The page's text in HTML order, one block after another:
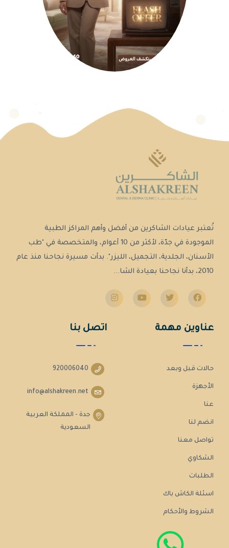
تُعتبر عيادات الشاكرين من أفضل وأهم المراكز الطبية
الموجودة في جدّة، لأكثر من 10 أعوام، والمتخصصة في "طب
الأسنان، الجلدية، التجميل، الليزر". بدأت مسيرة نجاحنا منذ عام
2010، بدأنا نجاحنا بعيادة الشا...
عناوين مهمة
حالات قبل وبعد
الأجهزة
عنا
انضم لنا
تواصل معنا
الشكاوي
الطلبات
اسئلة الكاش باك
الشروط والأحكام
اتصل بنا
920006040
info@alshakreen.net
جدة - المملكة العربية
السعودية